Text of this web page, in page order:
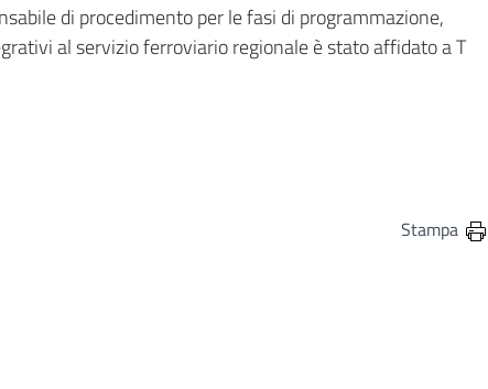
di procedimento per le fasi di programmazione,
al servizio ferroviario regionale è stato affidato a T
Stampa